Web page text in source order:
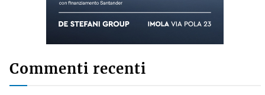
Commenti recenti